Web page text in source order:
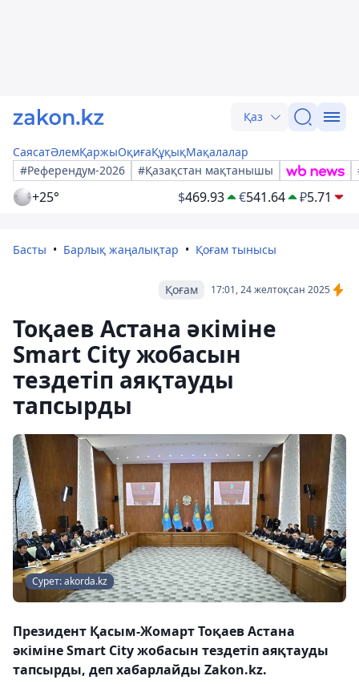
Қаз
СаясатӘлемҚаржыОқиғаҚұқықМақалалар
#Референдум-2026
#Қазақстан мақтанышы
+25° $469.93 €541.64 ₽5.71
Басты Барлық жаңалықтар Қоғам тынысы
17:01, 24 желтоқсан 2025
Қоғам
Тоқаев Астана әкіміне
Smart City жобасын
тездетіп аяқтауды
тапсырды
Сурет: akorda.kz
Президент Қасым-Жомарт Тоқаев Астана
әкіміне Smart City жобасын тездетіп аяқтауды
тапсырды, деп хабарлайды Zakon.kz.